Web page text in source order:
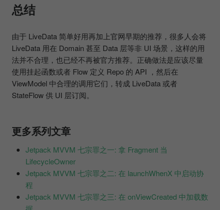
总结
由于 LiveData 简单好用再加上官网早期的推荐，很多人会将
LiveData 用在 Domain 甚至 Data 层等非 UI 场景，这样的用
法并不合理，也已经不再被官方推荐。正确做法是应该尽量
使用挂起函数或者 Flow 定义 Repo 的 API ，然后在
ViewModel 中合理的调用它们，转成 LiveData 或者
StateFlow 供 UI 层订阅。
更多系列文章
Jetpack MVVM 七宗罪之一: 拿 Fragment 当
LifecycleOwner
Jetpack MVVM 七宗罪之二: 在 launchWhenX 中启动协
程
Jetpack MVVM 七宗罪之三: 在 onViewCreated 中加载数